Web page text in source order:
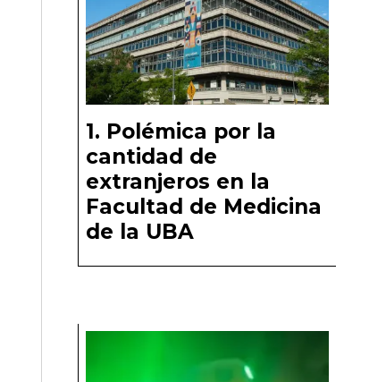
Polémica por la
cantidad de
extranjeros en la
Facultad de Medicina
de la UBA